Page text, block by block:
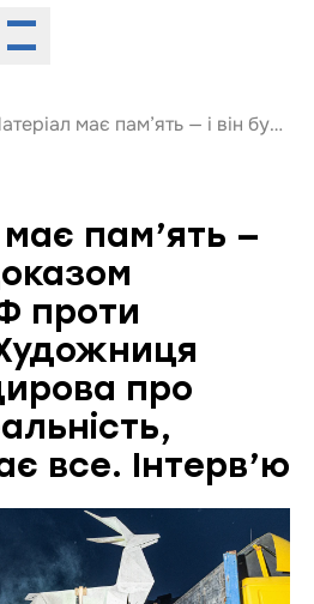
Toggle menu
«Матеріал має пам’ять — і він буде доказом злочинів РФ проти України». Художниця Жанна Кадирова про війну як реальність, що визначає все. Інтерв’ю
пам’ять —
проти
про
все. Інтерв’ю